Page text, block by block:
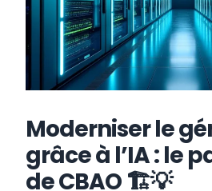
Moderniser le
grâce à l’IA : le
de CBAO 🏗️💡